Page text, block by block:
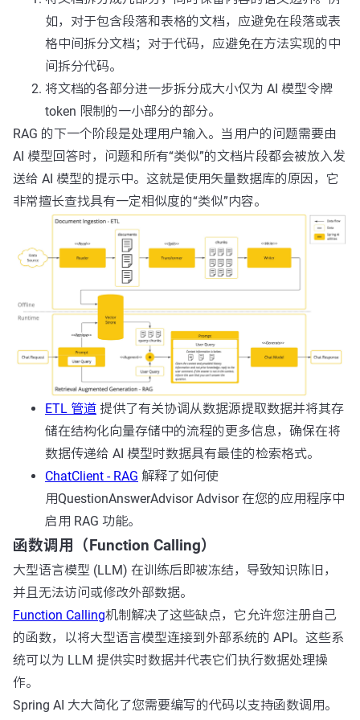
如，对于包含段落和表格的文档，应避免在段落或表
格中间拆分文档；对于代码，应避免在方法实现的中
间拆分代码。
将文档的各部分进一步拆分成大小仅为 AI 模型令牌
token 限制的一小部分的部分。
RAG 的下一个阶段是处理用户输入。当用户的问题需要由
AI 模型回答时，问题和所有“类似”的文档片段都会被放入发
送给 AI 模型的提示中。这就是使用矢量数据库的原因，它
非常擅长查找具有一定相似度的“类似”内容。
ETL 管道 提供了有关协调从数据源提取数据并将其存
储在结构化向量存储中的流程的更多信息，确保在将
数据传递给 AI 模型时数据具有最佳的检索格式。
ChatClient - RAG 解释了如何使
用QuestionAnswerAdvisorAdvisor 在您的应用程序中
启用 RAG 功能。
函数调用（Function Calling）
大型语言模型 (LLM) 在训练后即被冻结，导致知识陈旧，
并且无法访问或修改外部数据。
Function Calling机制解决了这些缺点，它允许您注册自己
的函数，以将大型语言模型连接到外部系统的 API。这些系
统可以为 LLM 提供实时数据并代表它们执行数据处理操
作。
Spring AI 大大简化了您需要编写的代码以支持函数调用。